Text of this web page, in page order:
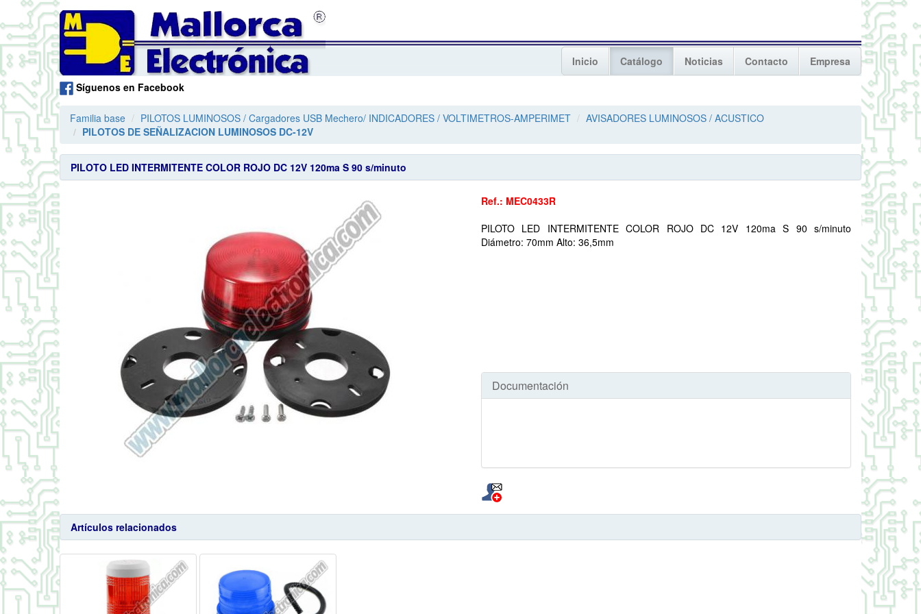
Inicio Catálogo Noticias Contacto
Empresa
Síguenos en Facebook
Familia base PILOTOS LUMINOSOS / Cargadores USB Mechero/ INDICADORES / VOLTIMETROS-AMPERIMET
AVISADORES LUMINOSOS / ACUSTICO
PILOTOS DE SEÑALIZACION LUMINOSOS DC-12V
PILOTO LED INTERMITENTE COLOR ROJO DC 12V 120ma S 90 s/minuto
Ref.: MEC0433R
PILOTO LED INTERMITENTE COLOR ROJO DC 12V 120ma S 90 s/minuto
Diámetro: 70mm Alto: 36,5mm
Documentación
Artículos relacionados